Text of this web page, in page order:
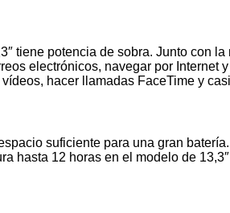
tiene potencia de sobra. Junto con
electrónicos, navegar por
hacer llamadas FaceTime y
suficiente para una gran
hasta 12 horas en el modelo de